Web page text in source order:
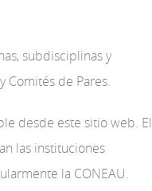
subdisciplinas y
Comités de Pares.
desde este sitio web. El
las instituciones
la CONEAU.